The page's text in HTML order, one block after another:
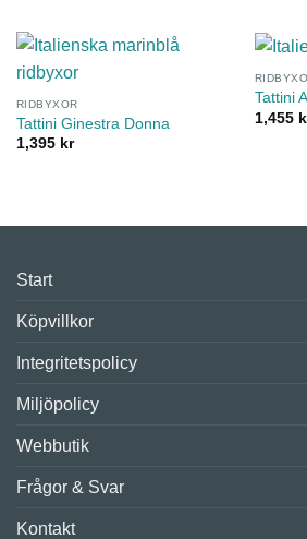
RIDBYXOR
Tattini Ginestra Donna
1,395 kr
Tattini
1,455
Start
Köpvillkor
Integritetspolicy
Miljöpolicy
Webbutik
Frågor & Svar
Kontakt